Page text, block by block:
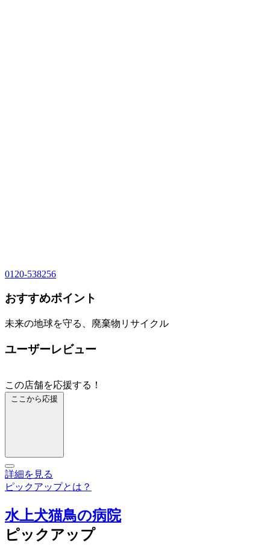
0120-538256
おすすめポイント
未来の地球を守る、廃棄物リサイクル
ユーザーレビュー
この店舗を応援する！
ここから応援
詳細を見る
ピックアップとは？
水上犬猫鳥の病院
ピックアップ